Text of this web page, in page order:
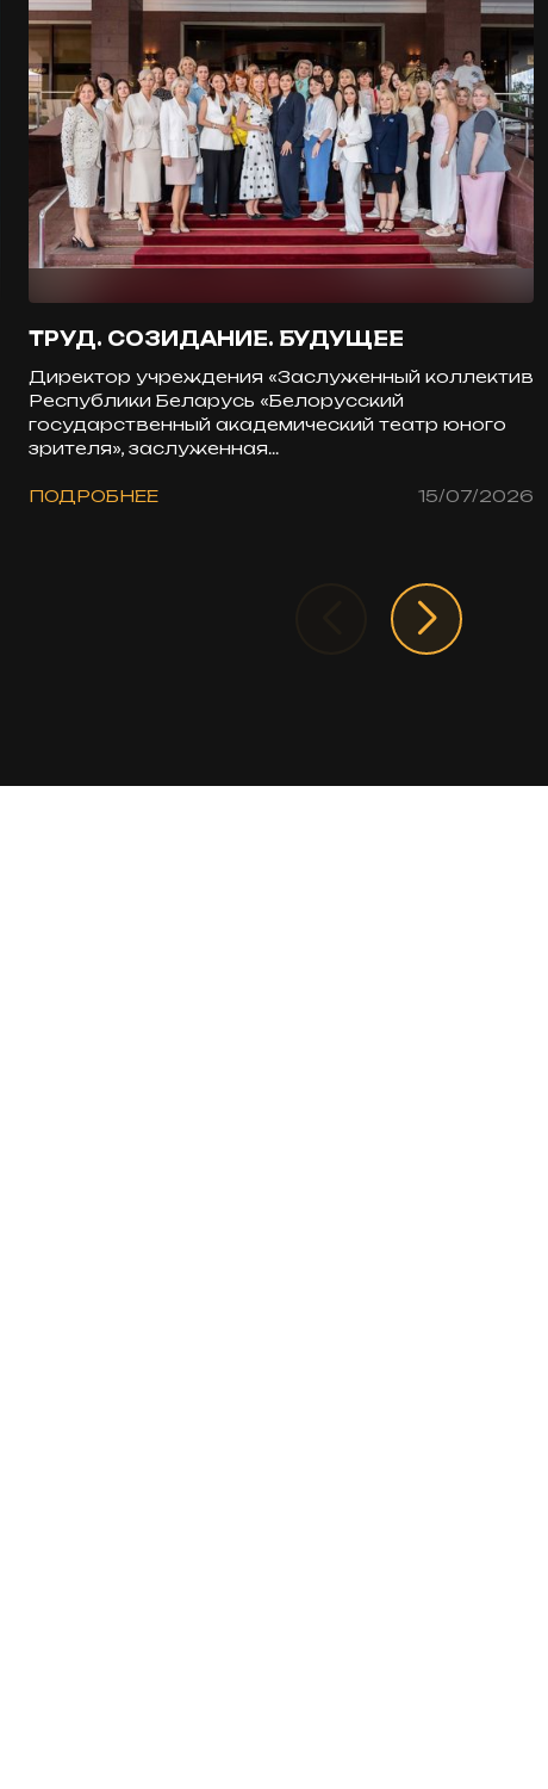
ТРУД. СОЗИДАНИЕ. БУДУЩЕЕ
Директор учреждения «Заслуженный коллектив
Республики Беларусь «Белорусский
государственный академический театр юного
зрителя», заслуженная...
ПОДРОБНЕЕ 15/07/2026